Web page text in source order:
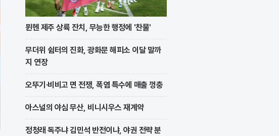
뮌헨 제주 상륙 잔치, 무능한 행정에 '찬물'
무더위 쉼터의 진화, 광화문 해피소 이달 말까
지 연장
오뚜기·비비고 면 전쟁, 폭염 특수에 매출 껑충
아스널의 야심 무산, 비니시우스 재계약
정청래 독주냐 김민석 반전이냐, 야권 전략 분